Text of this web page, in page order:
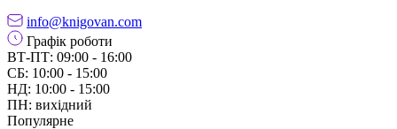
info@knigovan.com
Графік роботи
ВТ-ПТ: 09:00 - 16:00
СБ: 10:00 - 15:00
НД: 10:00 - 15:00
ПН: вихідний
Популярне